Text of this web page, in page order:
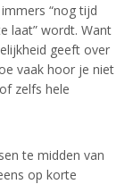
“nog tijd
laat” wordt. Want
geeft over
vaak hoor je niet
zelfs hele
te midden van
op korte